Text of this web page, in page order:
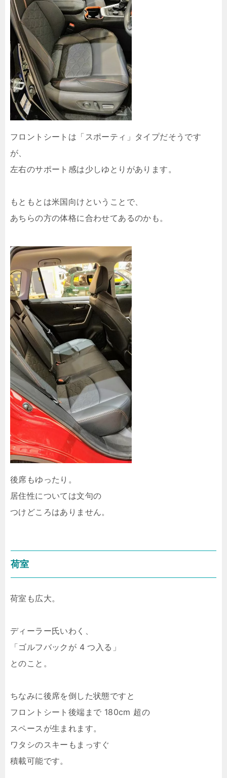
フロントシートは「スポーティ」タイプだそうです
が、
左右のサポート感は少しゆとりがあります。
もともとは米国向けということで、
あちらの方の体格に合わせてあるのかも。
後席もゆったり。
居住性については文句の
つけどころはありません。
荷室
荷室も広大。
ディーラー氏いわく、
「ゴルフバックが 4 つ入る」
とのこと。
ちなみに後席を倒した状態ですと
フロントシート後端まで 180cm 超の
スペースが生まれます。
ワタシのスキーもまっすぐ
積載可能です。